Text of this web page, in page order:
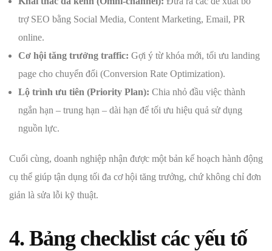
trợ SEO bằng Social Media, Content Marketing, Email, PR
online.
Cơ hội tăng trưởng traffic: Gợi ý từ khóa mới, tối ưu landing
page cho chuyển đổi (Conversion Rate Optimization).
Lộ trình ưu tiên (Priority Plan): Chia nhỏ đầu việc thành
ngắn hạn – trung hạn – dài hạn để tối ưu hiệu quả sử dụng
nguồn lực.
Cuối cùng, doanh nghiệp nhận được một bản kế hoạch hành động
cụ thể giúp tận dụng tối đa cơ hội tăng trưởng, chứ không chỉ đơn
giản là sửa lỗi kỹ thuật.
4. Bảng checklist các yếu tố